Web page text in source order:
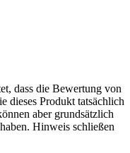
dass die Bewertung von
dieses Produkt tatsächlich
aber grundsätzlich
Hinweis schließen